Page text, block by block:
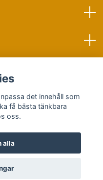
by Quickbutik
det innehåll som
få bästa tänkbara
oss.
alla